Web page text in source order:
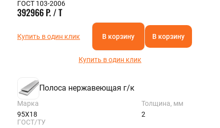
ГОСТ 103-2006
392966 Р. / Т
Купить в один клик В корзину В корзину
Купить в один клик
Полоса нержавеющая г/к
Марка
95Х18
Толщина, мм
2
ГОСТ/ТУ